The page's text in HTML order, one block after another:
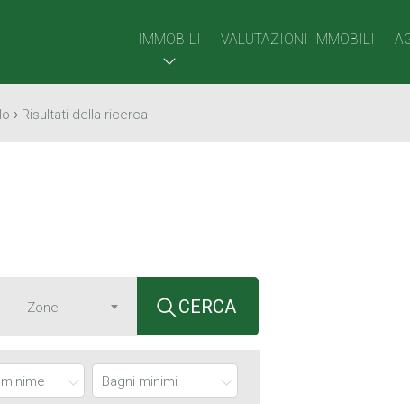
IMMOBILI VALUTAZIONI IMMOBILI
› Risultati della ricerca
CERCA
Bagni minimi